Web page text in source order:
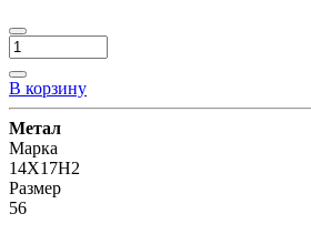
В корзину
Метал
Марка
14Х17Н2
Размер
56